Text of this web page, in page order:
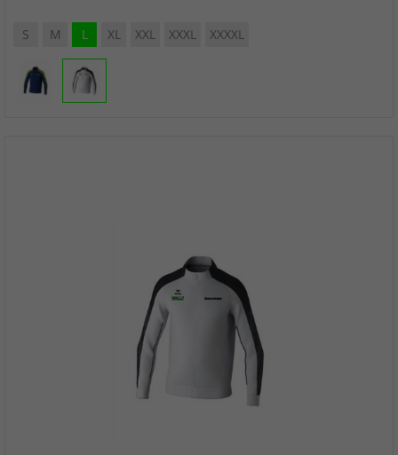
S M L XL XXL XXXL XXXXL